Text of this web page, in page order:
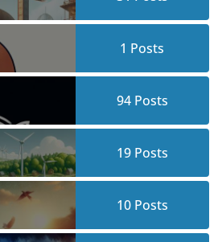
1 Posts
94Posts
19Posts
10Posts